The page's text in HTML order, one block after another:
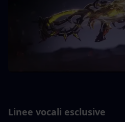
Linee vocali esclusive